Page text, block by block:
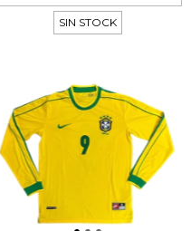
SIN STOCK